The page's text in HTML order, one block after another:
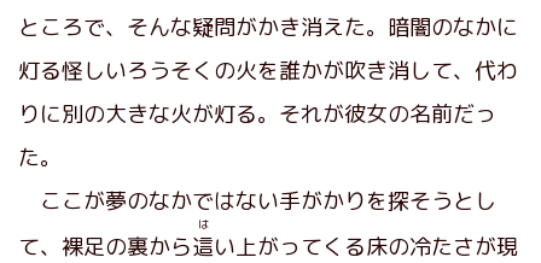
ところで、そんな疑問がかき消えた。暗闇のなかに
灯る怪しいろうそくの火を誰かが吹き消して、代わ
りに別の大きな火が灯る。それが彼女の名前だっ
た。
ここが夢のなかではない手がかりを探そうとし
て、裸足の裏から這
は
い上がってくる床の冷たさが現